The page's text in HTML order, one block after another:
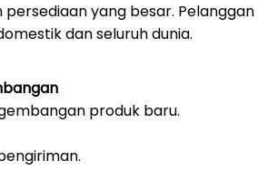
yang besar.
dan seluruh dunia.
produk baru.